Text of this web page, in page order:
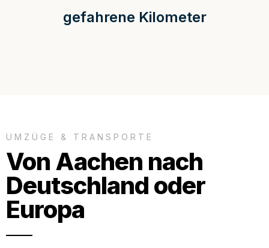
gefahrene Kilometer
UMZÜGE & TRANSPORTE
Von Aachen nach
Deutschland oder
Europa